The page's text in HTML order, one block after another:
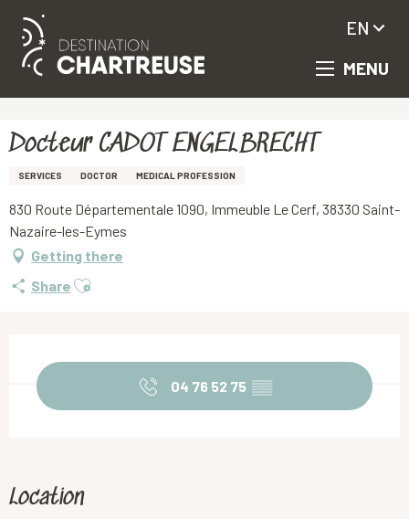
Aller
principal
MENU
EN
Docteur CADOT ENGELBRECHT
SERVICES DOCTOR MEDICAL PROFESSION
830 Route Départementale 1090, Immeuble Le Cerf, 38330 Saint-
Nazaire-les-Eymes
Getting there
Share Ajouter aux favoris
04 76 52 75 ▒▒
Location